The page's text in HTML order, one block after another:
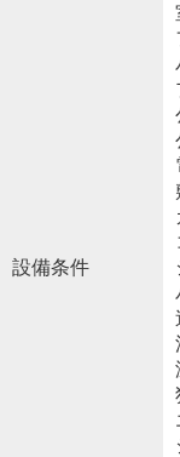
設備条件